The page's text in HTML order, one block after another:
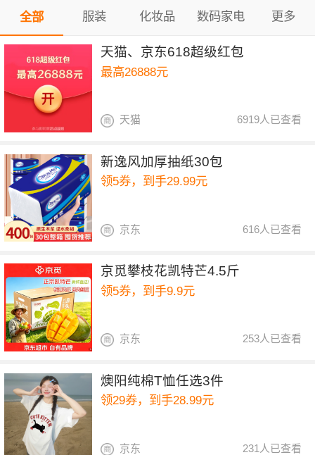
全部 服装 化妆品 数码家电 更多
天猫、京东618超级红包
最高26888元
6919人已查看
天猫
新逸风加厚抽纸30包
领5券，到手29.99元
616人已查看
京东
京觅攀枝花凯特芒4.5斤
领5券，到手9.9元
253人已查看
京东
燠阳纯棉T恤任选3件
领29券，到手28.99元
231人已查看
京东